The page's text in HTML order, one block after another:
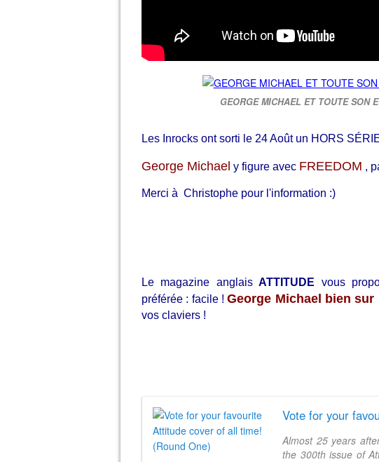
GEORGE MICHAEL ET TOUTE SON
Les Inrocks ont sorti le 24 Août un HORS
George Michael y figure avec FREEDOM ,
Merci à Christophe pour l'information :)
Le magazine anglaisATTITUDE vous
préférée : facile !George Michael bien sur
vos claviers !
Almost 25 years
the 300th issue of